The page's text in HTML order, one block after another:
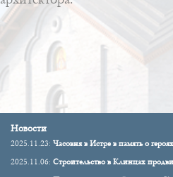
Новости
2025.11.23: Часовня в Истре в память о
2025.11.06: Строительство в Клинцах